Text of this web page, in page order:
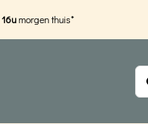
16umorgen thuis*